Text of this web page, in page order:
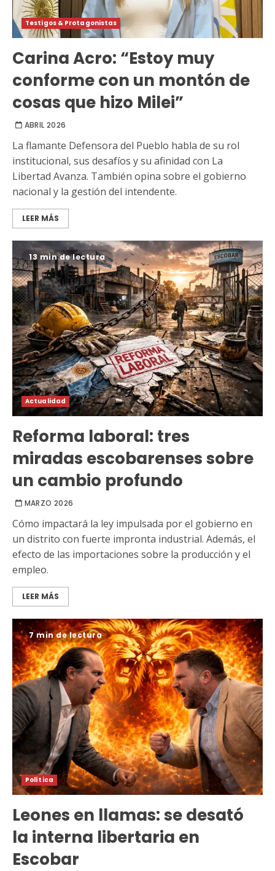
Testigos & Protagonistas
Carina Acro: “Estoy muy
conforme con un montón de
cosas que hizo Milei”
ABRIL 2026
La flamante Defensora del Pueblo habla de su rol
institucional, sus desafíos y su afinidad con La
Libertad Avanza. También opina sobre el gobierno
nacional y la gestión del intendente.
LEER MÁS
13 min de lectura
Actualidad
Reforma laboral: tres
miradas escobarenses sobre
un cambio profundo
MARZO 2026
Cómo impactará la ley impulsada por el gobierno en
un distrito con fuerte impronta industrial. Además, el
efecto de las importaciones sobre la producción y el
empleo.
LEER MÁS
7 min de lectura
Política
Leones en llamas: se desató
la interna libertaria en
Escobar